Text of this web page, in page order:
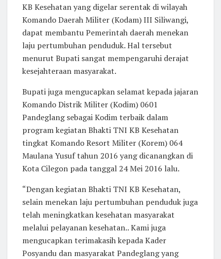
KB Kesehatan yang digelar serentak di wilayah
Komando Daerah Militer (Kodam) III Siliwangi,
dapat membantu Pemerintah daerah menekan
laju pertumbuhan penduduk. Hal tersebut
menurut Bupati sangat mempengaruhi derajat
kesejahteraan masyarakat.
Bupati juga mengucapkan selamat kepada jajaran
Komando Distrik Militer (Kodim) 0601
Pandeglang sebagai Kodim terbaik dalam
program kegiatan Bhakti TNI KB Kesehatan
tingkat Komando Resort Militer (Korem) 064
Maulana Yusuf tahun 2016 yang dicanangkan di
Kota Cilegon pada tanggal 24 Mei 2016 lalu.
“Dengan kegiatan Bhakti TNI KB Kesehatan,
selain menekan laju pertumbuhan penduduk juga
telah meningkatkan kesehatan masyarakat
melalui pelayanan kesehatan.. Kami juga
mengucapkan terimakasih kepada Kader
Posyandu dan masyarakat Pandeglang yang